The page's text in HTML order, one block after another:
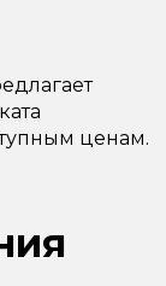
ценам.